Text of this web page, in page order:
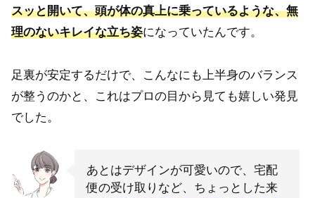
スッと開いて、頭が体の真上に乗っているような、無
理のないキレイな立ち姿になっていたんです。
足裏が安定するだけで、こんなにも上半身のバランス
が整うのかと、これはプロの目から見ても嬉しい発見
でした。
あとはデザインが可愛いので、宅配
便の受け取りなど、ちょっとした来